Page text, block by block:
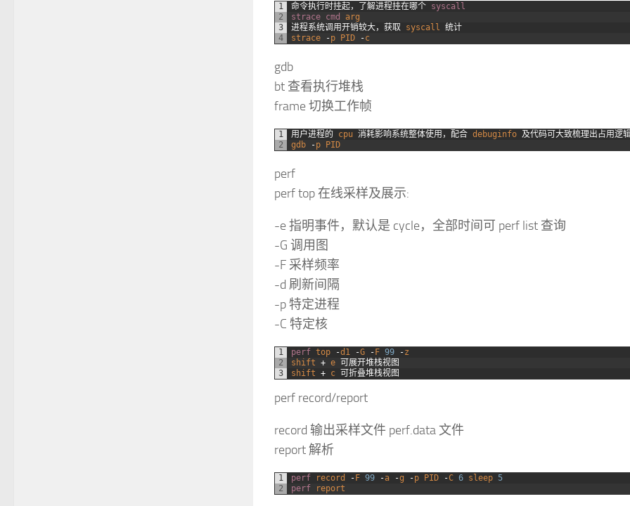
1
2
3
4
命令执行时挂起，了解进程挂在哪个 syscall
strace cmd arg
进程系统调用开销较大，获取
syscall
统计
strace
-p PID -c
gdb
bt 查看执行堆栈
frame 切换工作帧
1
2
用户进程的 cpu 消耗影响系统整体使用，配合 debuginfo 及代码可大致梳理出占用逻
gdb
-p PID
perf
perf top 在线采样及展示:
-e 指明事件，默认是 cycle，全部时间可 perf list 查询
-G 调用图
-F 采样频率
-d 刷新间隔
-p 特定进程
-C 特定核
1
2
3
perf top -d1 -G -F 99 -z
shift + e 可展开堆栈视图
shift + c 可折叠堆栈视图
perf record/report
record 输出采样文件 perf.data 文件
report 解析
1
2
perf record -F 99 -a -g -p PID -C 6 sleep 5
perf
report